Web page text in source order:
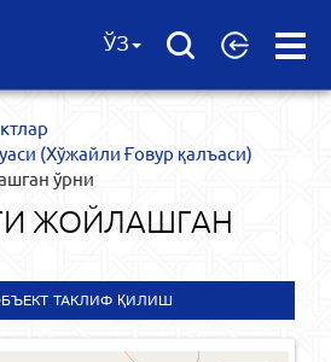
Open
ЎЗ
(Хўжайли Ғовур қалъаси)
ўрни
ЖОЙЛАШГАН
ТАКЛИФ ҚИЛИШ